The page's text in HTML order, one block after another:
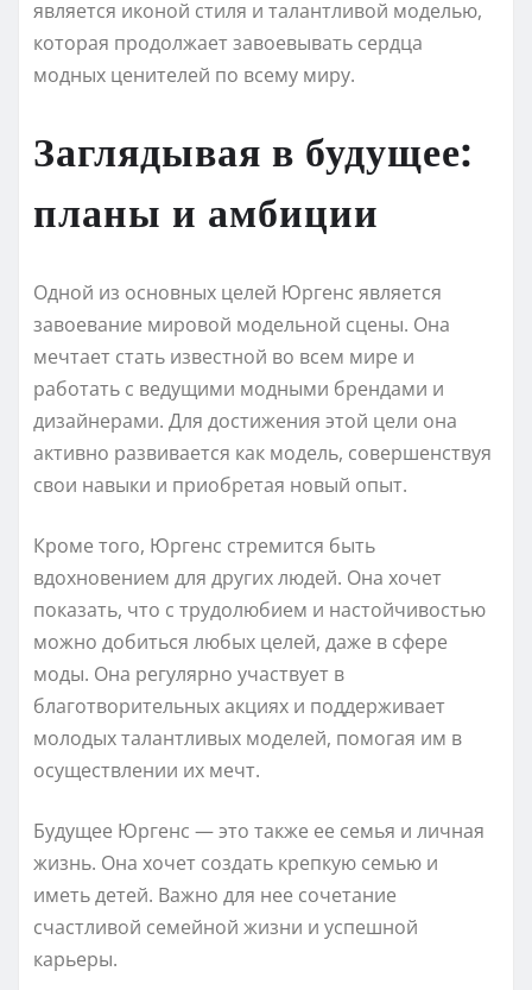
является иконой стиля и талантливой моделью,
которая продолжает завоевывать сердца
модных ценителей по всему миру.
Заглядывая в будущее:
планы и амбиции
Одной из основных целей Юргенс является
завоевание мировой модельной сцены. Она
мечтает стать известной во всем мире и
работать с ведущими модными брендами и
дизайнерами. Для достижения этой цели она
активно развивается как модель, совершенствуя
свои навыки и приобретая новый опыт.
Кроме того, Юргенс стремится быть
вдохновением для других людей. Она хочет
показать, что с трудолюбием и настойчивостью
можно добиться любых целей, даже в сфере
моды. Она регулярно участвует в
благотворительных акциях и поддерживает
молодых талантливых моделей, помогая им в
осуществлении их мечт.
Будущее Юргенс — это также ее семья и личная
жизнь. Она хочет создать крепкую семью и
иметь детей. Важно для нее сочетание
счастливой семейной жизни и успешной
карьеры.